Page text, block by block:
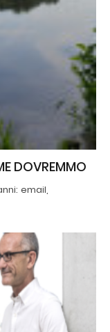
DOVREMMO
email,